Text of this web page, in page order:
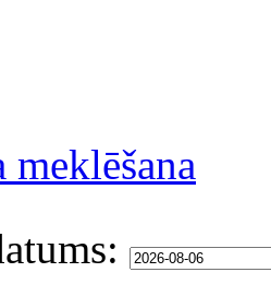
meklēšana